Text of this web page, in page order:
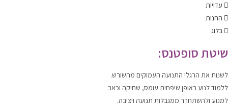
עדויות
החנות
בלוג
שיטת סופטנס:
לשנות את הרגלי התנועה העמוקים מהשורש.
ללמודלנועבאופן שיפחית עומס, שחיקה וכאב.
למנוע ולהשתחרר ממגבלות תנועה ויציבה.